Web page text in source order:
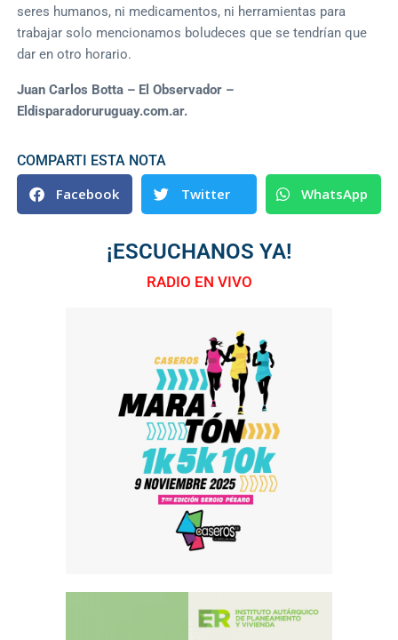
seres humanos, ni medicamentos, ni herramientas para
trabajar solo mencionamos boludeces que se tendrían que
dar en otro horario.
Juan Carlos Botta – El Observador –
Eldisparadoruruguay.com.ar.
COMPARTI ESTA NOTA
Facebook Twitter WhatsApp
¡ESCUCHANOS YA!
RADIO EN VIVO